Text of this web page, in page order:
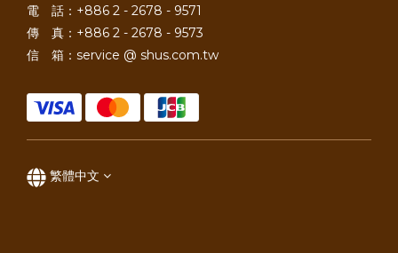
電 話：+886 2 - 2678 - 9571
傳 真：+886 2 - 2678 - 9573
信 箱：service @ shus.com.tw
繁體中文